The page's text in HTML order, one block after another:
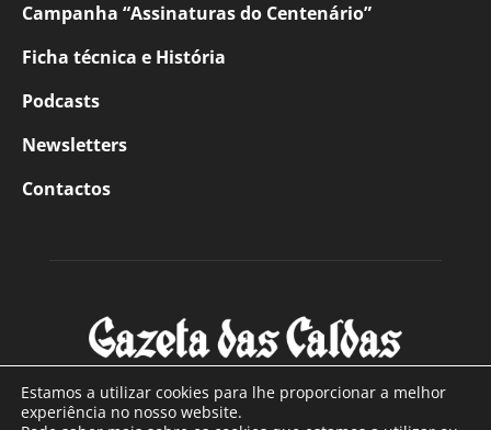
Campanha “Assinaturas do Centenário”
Ficha técnica e História
Podcasts
Newsletters
Contactos
Estamos a utilizar cookies para lhe proporcionar a melhor
experiência no nosso website.